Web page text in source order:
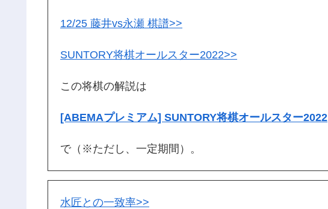
12/25 藤井vs永瀬 棋譜>>
SUNTORY将棋オールスター2022>>
この将棋の解説は
[ABEMAプレミアム] SUNTORY将棋オールスター2022
で（※ただし、一定期間）。
水匠との一致率>>